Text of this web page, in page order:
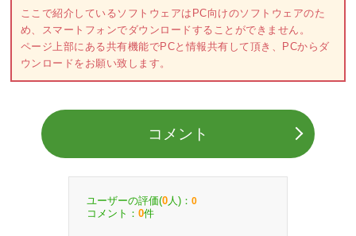
ここで紹介しているソフトウェアはPC向けのソフトウェアのた
め、スマートフォンでダウンロードすることができません。
ページ上部にある共有機能でPCと情報共有して頂き、PCからダ
ウンロードをお願い致します。
コメント
ユーザーの評価(0 人)： 0
コメント： 0件